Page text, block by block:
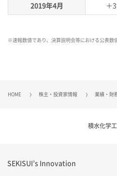
2019年4月
＋
※速報数値であり、決算説明会等における公表数
HOME 株主・投資家情報 業績・財
積水化学
SEKISUI’s Innovation